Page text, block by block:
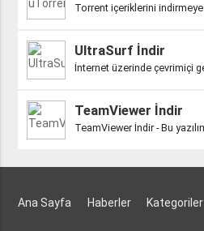
UltraSurf İndir
TeamViewer İndir
Ana Sayfa Haberler Kategoriler